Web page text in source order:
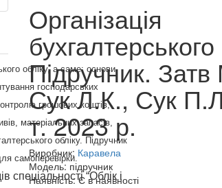
обліку, а саме: основи
господарських
грошових коштів,
матеріальних запасів,
обліку. Підручник
самоперевірки.
“Облік і
Організація
бухгалтерського
Підручник.
Сук Л.К., Сук
т. 2023 р.
Виробник: Каравела
Модель: підручник
Наявність: Є в наявності